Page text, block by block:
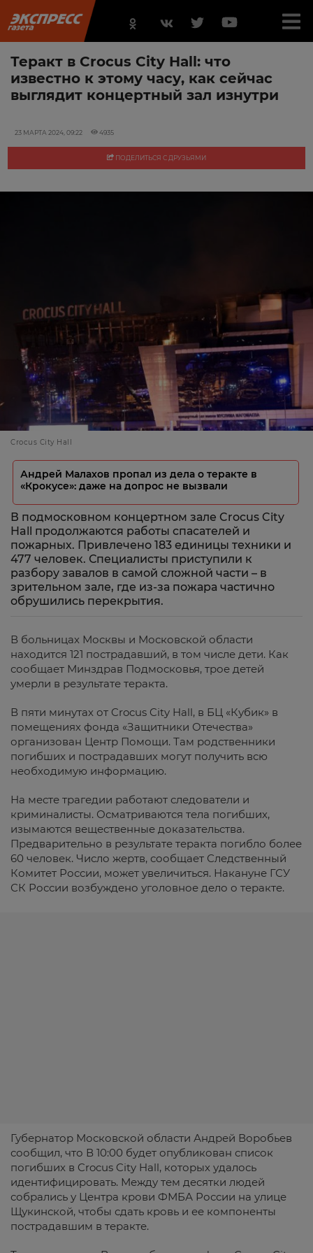
Теракт в Crocus City Hall: что
известно к этому часу, как сейчас
выглядит концертный зал изнутри
23 МАРТА 2024, 09:22 4935
ПОДЕЛИТЬСЯ С ДРУЗЬЯМИ
Crocus City Hall
Андрей Малахов пропал из дела о теракте в
«Крокусе»: даже на допрос не вызвали
В подмосковном концертном зале Crocus City
Hall продолжаются работы спасателей и
пожарных. Привлечено 183 единицы техники и
477 человек. Специалисты приступили к
разбору завалов в самой сложной части – в
зрительном зале, где из-за пожара частично
обрушились перекрытия.
В больницах Москвы и Московской области
находится 121 пострадавший, в том числе дети. Как
сообщает Минздрав Подмосковья, трое детей
умерли в результате теракта.
В пяти минутах от Crocus City Hall, в БЦ «Кубик» в
помещениях фонда «Защитники Отечества»
организован Центр Помощи. Там родственники
погибших и пострадавших могут получить всю
необходимую информацию.
На месте трагедии работают следователи и
криминалисты. Осматриваются тела погибших,
изымаются вещественные доказательства.
Предварительно в результате теракта погибло более
60 человек. Число жертв, сообщает Следственный
Комитет России, может увеличиться. Накануне ГСУ
СК России возбуждено уголовное дело о теракте.
Губернатор Московской области Андрей Воробьев
сообщил, что В 10:00 будет опубликован список
погибших в Crocus City Hall, которых удалось
идентифицировать. Между тем десятки людей
собрались у Центра крови ФМБА России на улице
Щукинской, чтобы сдать кровь и ее компоненты
пострадавшим в теракте.